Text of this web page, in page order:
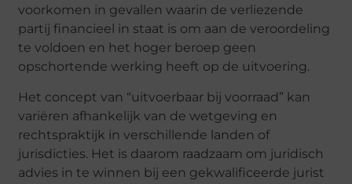
voorkomen in gevallen waarin de verliezende
partij financieel in staat is om aan de veroordeling
te voldoen en het hoger beroep geen
opschortende werking heeft op de uitvoering.
Het concept van “uitvoerbaar bij voorraad” kan
variëren afhankelijk van de wetgeving en
rechtspraktijk in verschillende landen of
jurisdicties. Het is daarom raadzaam om juridisch
advies in te winnen bij een gekwalificeerde jurist